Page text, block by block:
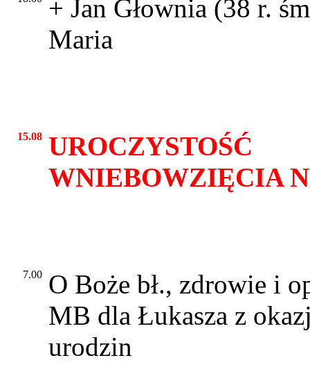
+ Jan Głownia (38 r.
Maria
15.08 UROCZYSTOŚĆ
WNIEBOWZIĘCIA
7.00 O Boże bł., zdrowie i
MB dla Łukasza z
urodzin